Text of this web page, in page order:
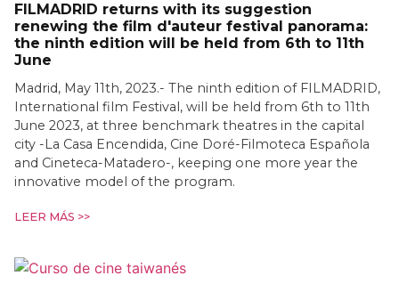
FILMADRID returns with its suggestion
renewing the film d'auteur festival panorama:
the ninth edition will be held from 6th to 11th
June
Madrid, May 11th, 2023.- The ninth edition of FILMADRID,
International film Festival, will be held from 6th to 11th
June 2023, at three benchmark theatres in the capital
city -La Casa Encendida, Cine Doré-Filmoteca Española
and Cineteca-Matadero-, keeping one more year the
innovative model of the program.
LEER MÁS >>